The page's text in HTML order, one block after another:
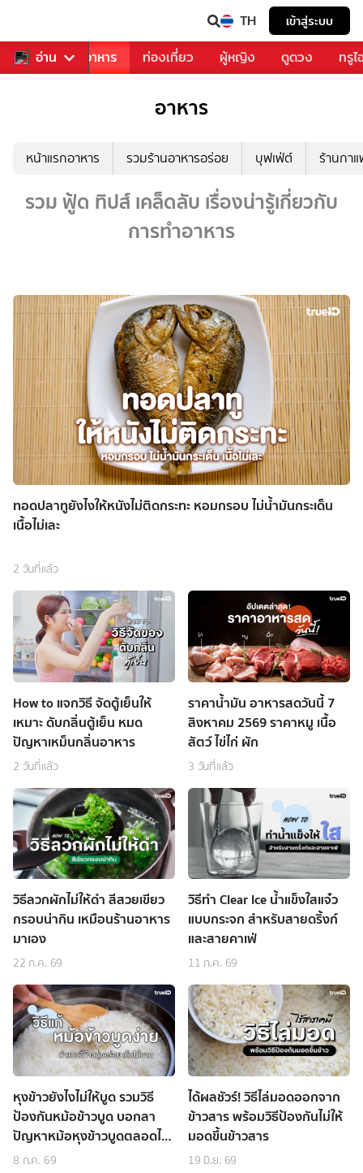
TH เข้าสู่ระบบ
อ่าน
การเพลง อาหาร ท่องเที่ยว ผู้หญิง ดูดวง ทรู
อาหาร
หน้าแรกอาหาร รวมร้านอาหารอร่อย บุฟเฟ่ต์ ร้านกา
รวม ฟู้ด ทิปส์ เคล็ดลับ เรื่องน่ารู้เกี่ยวกับ
การทำอาหาร
ทอดปลาทูยังไงให้หนังไม่ติดกระทะ หอมกรอบ ไม่น้ำมันกระเด็น
เนื้อไม่เละ
2 วันที่แล้ว
How to แจกวิธี จัดตู้เย็นให้
เหมาะ ดับกลิ่นตู้เย็น หมด
ปัญหาเหม็นกลิ่นอาหาร
2 วันที่แล้ว
ราคาน้ำมัน อาหารสดวันนี้ 7
สิงหาคม 2569 ราคาหมู เนื้อ
สัตว์ ไข่ไก่ ผัก
3 วันที่แล้ว
วิธีลวกผักไม่ให้ดำ สีสวยเขียว
กรอบน่ากิน เหมือนร้านอาหาร
มาเอง
22 ก.ค. 69
วิธีทำ Clear Ice น้ำแข็งใสแจ๋ว
แบบกระจก สำหรับสายดริ้งก์
และสายคาเฟ่
11 ก.ค. 69
หุงข้าวยังไงไม่ให้บูด รวมวิธี
ป้องกันหม้อข้าวบูด บอกลา
ปัญหาหม้อหุงข้าวบูดตลอดไป
ได้เลย
8 ก.ค. 69
ได้ผลชัวร์! วิธีไล่มอดออกจาก
ข้าวสาร พร้อมวิธีป้องกันไม่ให้
มอดขึ้นข้าวสาร
19 มิ.ย. 69